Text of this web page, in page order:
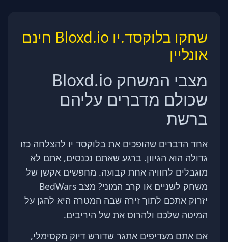
שחקו בלוקסד.יו Bloxd.io חינם
אונליין
מצבי המשחק Bloxd.io
שכולם מדברים עליהם
ברשת
אחד הדברים שהופכים את בלוקסד יו להצלחה כזו
גדולה הוא הגיוון. ברגע שאתם נכנסים, אתם לא
מוגבלים לחוויה אחת קבועה. מחפשים אקשן של
משחק לשניים או קרב המוני? מצב BedWars
יזרוק אתכם לתוך זירה שבה המטרה היא להגן על
המיטה שלכם ולהרוס את של היריבים.
אם אתם מעדיפים אתגר שדורש דיוק מקסימלי,